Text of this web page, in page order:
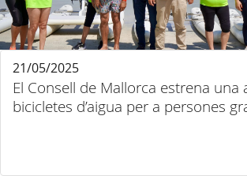
El Consell de Mallorca estrena una
bicicletes d’aigua per a persones
21/05/2025